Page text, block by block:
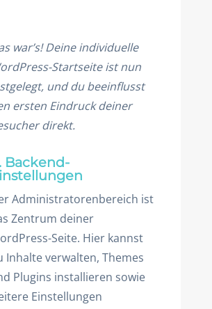
war’s! Deine individuelle
Startseite ist nun
und du beeinflusst
ersten Eindruck deiner
direkt.
Backend-
Administratorenbereich ist
Zentrum deiner
Seite. Hier kannst
Inhalte verwalten, Themes
Plugins installieren sowie
Einstellungen